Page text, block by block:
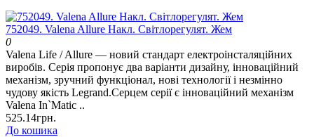
752049. Valena Allure Накл. Світлорегулят. Жем
0
Valena Life / Allure — новий стандарт електроінсталяційних
виробів. Серія пропонує два варіанти дизайну, інноваційний
механізм, зручний функціонал, нові технології і незмінно
чудову якість Legrand.Серцем серії є інноваційний механізм
Valena In`Matic ..
525.14грн.
До кошика